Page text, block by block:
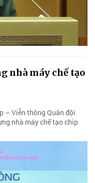
nhà máy chế tạo
– Viễn thông Quân đội
nhà máy chế tạo chip